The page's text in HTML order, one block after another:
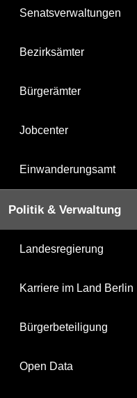
Senatsverwaltungen
Bezirksämter
Bürgerämter
Jobcenter
Einwanderungsamt
Politik & Verwaltung
Landesregierung
Karriere im Land Berlin
Bürgerbeteiligung
Open Data